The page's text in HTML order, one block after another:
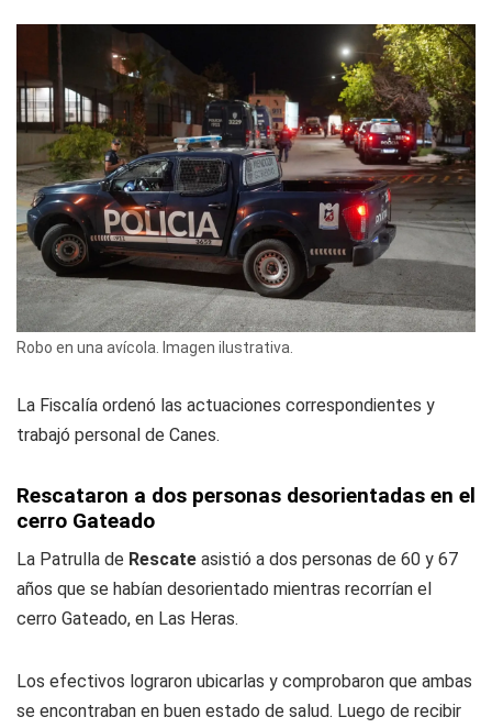
Robo en una avícola. Imagen ilustrativa.
La Fiscalía ordenó las actuaciones correspondientes y
trabajó personal de Canes.
Rescataron a dos personas desorientadas en el
cerro Gateado
La Patrulla de Rescate asistió a dos personas de 60 y 67
años que se habían desorientado mientras recorrían el
cerro Gateado, en Las Heras.
Los efectivos lograron ubicarlas y comprobaron que ambas
se encontraban en buen estado de salud. Luego de recibir